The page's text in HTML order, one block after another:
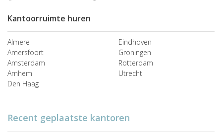
Kantoorruimte huren
Almere
Amersfoort
Amsterdam
Arnhem
Den Haag
Eindhoven
Groningen
Rotterdam
Utrecht
Recent geplaatste kantoren